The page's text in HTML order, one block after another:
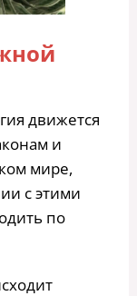
движется
и
мире,
с этими
по